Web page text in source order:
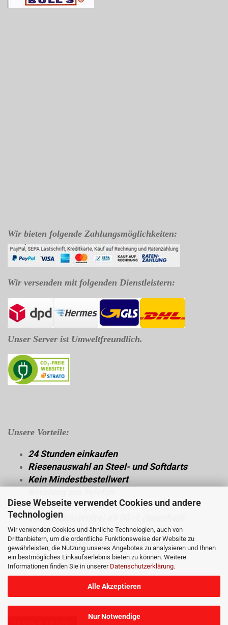
Diese Webseite verwendet Cookies und andere
Technologien
Wir verwenden Cookies und ähnliche Technologien, auch von
Drittanbietern, um die ordentliche Funktionsweise der Website zu
gewährleisten, die Nutzung unseres Angebotes zu analysieren und Ihnen
ein bestmögliches Einkaufserlebnis bieten zu können. Weitere
Informationen finden Sie in unserer Datenschutzerklärung.
Alle Akzeptieren
Nur Notwendige
Wir bieten folgende Zahlungsmöglichkeiten:
Wir versenden mit folgenden Dienstleistern:
Unser Server ist Umweltfreundlich.
Unsere Vorteile:
24 Stunden einkaufen
Riesenauswahl an Steel- und Softdarts
Kein Mindestbestellwert
über 30 Jahre Fachwissen
Versandkostenfrei ab 50,-€ (innerhalb
Deutschland)
Preisvorteil bei Mengenabnahmen
Dann viel Spaß beim Shoppen.